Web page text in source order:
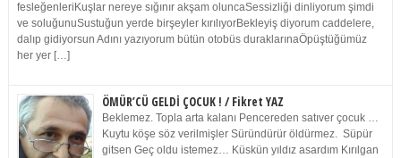
fesleğenleriKuşlar nereye sığınır akşam oluncaSessizliği dinliyorum şimdi
ve soluğunuSustuğun yerde birşeyler kırılıyorBekleyiş diyorum caddelere,
dalıp gidiyorsun Adını yazıyorum bütün otobüs duraklarınaÖpüştüğümüz
her yer […]
ÖMÜR’CÜ GELDİ ÇOCUK ! / Fikret YAZ
Beklemez. Topla arta kalanı Pencereden satıver çocuk …
Kuytu köşe söz verilmişler Süründürür öldürmez. Süpür
gitsen Geç oldu istemez… Küskün yıldız asardım Kırılgan